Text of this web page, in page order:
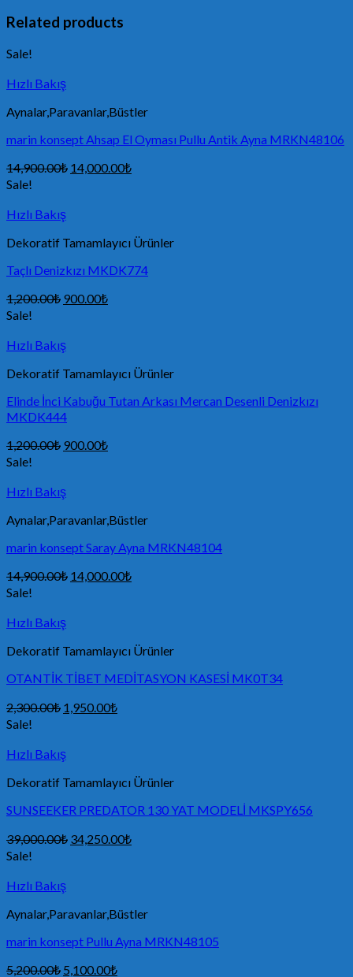
Related products
Sale!
Hızlı Bakış
Aynalar,Paravanlar,Büstler
marin konsept Ahsap El Oyması Pullu Antik Ayna MRKN48106
14,900.00₺ 14,000.00₺
Sale!
Hızlı Bakış
Dekoratif Tamamlayıcı Ürünler
Taçlı Denizkızı MKDK774
1,200.00₺ 900.00₺
Sale!
Hızlı Bakış
Dekoratif Tamamlayıcı Ürünler
Elinde İnci Kabuğu Tutan Arkası Mercan Desenli Denizkızı
MKDK444
1,200.00₺ 900.00₺
Sale!
Hızlı Bakış
Aynalar,Paravanlar,Büstler
marin konsept Saray Ayna MRKN48104
14,900.00₺ 14,000.00₺
Sale!
Hızlı Bakış
Dekoratif Tamamlayıcı Ürünler
OTANTİK TİBET MEDİTASYON KASESİ MK0T34
2,300.00₺ 1,950.00₺
Sale!
Hızlı Bakış
Dekoratif Tamamlayıcı Ürünler
SUNSEEKER PREDATOR 130 YAT MODELİ MKSPY656
39,000.00₺ 34,250.00₺
Sale!
Hızlı Bakış
Aynalar,Paravanlar,Büstler
marin konsept Pullu Ayna MRKN48105
5,200.00₺ 5,100.00₺